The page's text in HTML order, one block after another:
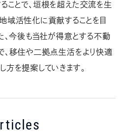
ことで、垣根を超えた交流を生
域活性化に貢献することを目
、今後も当社が得意とする不動
、移住や二拠点生活をより快適
方を提案していきます。